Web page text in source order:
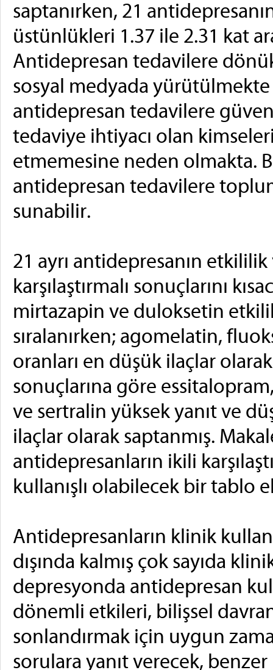
saptanırken, 21
üstünlükleri 1.37 ile 2.31 kat
Antidepresan tedavilere
sosyal medyada
antidepresan tedavilere
tedaviye ihtiyacı olan
etmemesine neden olmakta.
antidepresan tedavilere
sunabilir.
21 ayrı antidepresanın
karşılaştırmalı sonuçlarını
mirtazapin ve duloksetin
sıralanırken; agomelatin,
oranları en düşük ilaçlar olarak
sonuçlarına göre
ve sertralin yüksek yanıt ve
ilaçlar olarak saptanmış.
antidepresanların ikili
kullanışlı olabilecek bir tablo
Antidepresanların klinik
dışında kalmış çok sayıda
depresyonda antidepresan
dönemli etkileri, bilişsel
sonlandırmak için uygun
sorulara yanıt verecek,